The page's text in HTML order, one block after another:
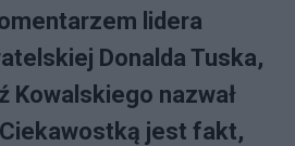
lidera
Donalda Tuska,
Kowalskiego nazwał
jest fakt,